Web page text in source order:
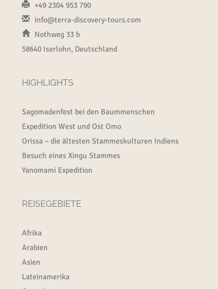
+49 2304 953 790
info@terra-discovery-tours.com
Nothweg 33 b
58640 Iserlohn, Deutschland
HIGHLIGHTS
Sagomadenfest bei den Baummenschen
Expedition West und Ost Omo
Orissa – die ältesten Stammeskulturen Indiens
Besuch eines Xingu Stammes
Yanomami Expedition
REISEGEBIETE
Afrika
Arabien
Asien
Lateinamerika